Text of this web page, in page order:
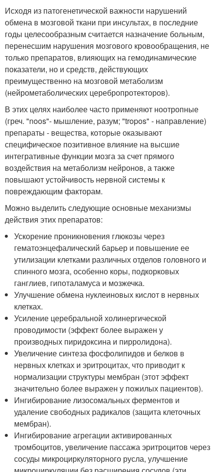
Исходя из патогенетической важности нарушений
обмена в мозговой ткани при инсультах, в последние
годы целесообразным считается назначение больным,
перенесшим нарушения мозгового кровообращения, не
только препаратов, влияющих на гемодинамические
показатели, но и средств, действующих
преимущественно на мозговой метаболизм
(нейрометаболических церебропротекторов).
В этих целях наиболее часто применяют ноотропные
(греч. "noos"- мышление, разум; "tropos" - направление)
препараты - вещества, которые оказывают
специфическое позитивное влияние на высшие
интегративные функции мозга за счет прямого
воздействия на метаболизм нейронов, а также
повышают устойчивость нервной системы к
повреждающим факторам.
Можно выделить следующие основные механизмы
действия этих препаратов:
Ускорение проникновения глюкозы через
гематоэнцефалический барьер и повышение ее
утилизации клетками различных отделов головного и
спинного мозга, особенно коры, подкорковых
ганглиев, гипоталамуса и мозжечка.
Улучшение обмена нуклеиновых кислот в нервных
клетках.
Усиление церебральной холинергической
проводимости (эффект более выражен у
производных пиридоксина и пирролидона).
Увеличение синтеза фосфолипидов и белков в
нервных клетках и эритроцитах, что приводит к
нормализации структуры мембран (этот эффект
значительно более выражен у пожилых пациентов).
Ингибирование лизосомальных ферментов и
удаление свободных радикалов (защита клеточных
мембран).
Ингибирование агрегации активированных
тромбоцитов, увеличение пассажа эритроцитов через
сосуды микроциркуляторного русла, улучшение